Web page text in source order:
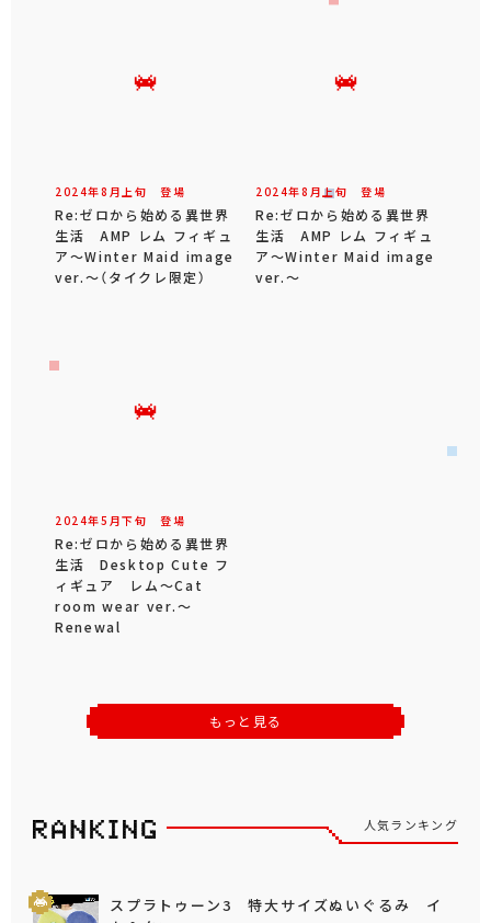
2024年8 月 上旬 登場
Re:ゼロから始める異世界
生活 AMP レム フィギュ
ア～Winter Maid image
ver.～（タイクレ限定）
2024年8 月 上旬 登場
Re:ゼロから始める異世界
生活 AMP レム フィギュ
ア～Winter Maid image
ver.～
2024年5 月下旬 登場
Re:ゼロから始める異世界
生活 Desktop Cute フ
ィギュア レム～Cat
room wear ver.～
Renewal
もっと見る
人気ランキング
スプラトゥーン3 特大サイズぬいぐるみ イ